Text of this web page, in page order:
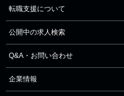
転職支援について
公開中の求人検索
Q&A・お問い合わせ
企業情報